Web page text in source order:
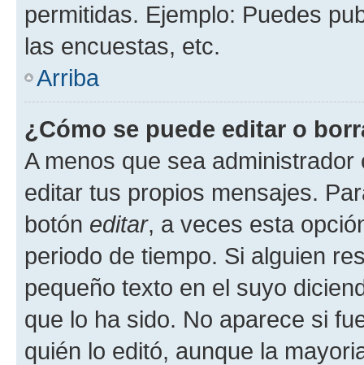
permitidas. Ejemplo: Puedes
las encuestas, etc.
Arriba
¿Cómo se puede editar o
A menos que sea
editar tus propios mensajes.
botón editar, a veces esta
periodo de tiempo. Si alguien
pequeño texto en el suyo
que lo ha sido. No aparece si
quién lo editó, aunque la